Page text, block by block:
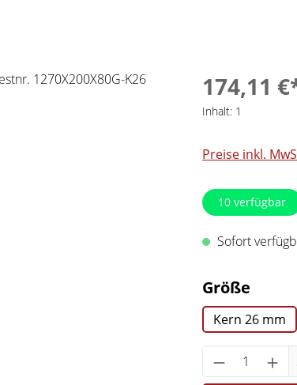
174,11
Inhalt: 1
Preise inkl.
10 verfügbar
Sofort
Größe
Kern 26 mm
Produkt